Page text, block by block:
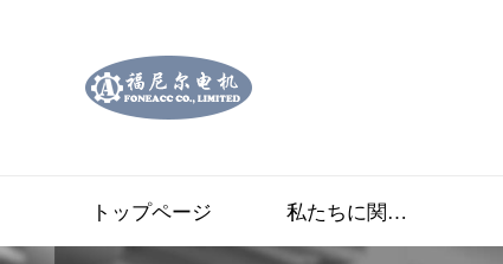
トップページ 私たちに関しては